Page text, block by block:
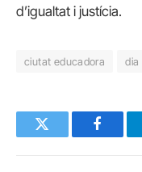
d’igualtat i justícia.
ciutat educadora dia
Twitter